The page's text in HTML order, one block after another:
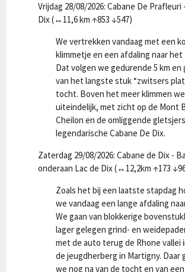
Vrijdag 28/08/2026: Cabane De Prafleuri
Dix (↔11,6 km ↑853 ↓547)
We vertrekken vandaag met een
klimmetje en een afdaling naar het
Dat volgen we gedurende 5 km en
van het langste stuk “zwitsers
tocht. Boven het meer klimmen
uiteindelijk, met zicht op de Mont
Cheilon en de omliggende
legendarische Cabane De Dix.
Zaterdag 29/08/2026: Cabane de Dix -
onderaan Lac de Dix (↔12,2km ↑173
Zoals het bij een laatste stapdag
we vandaag een lange afdaling
We gaan van blokkerige
lager gelegen grind- en
met de auto terug de Rhone vallei
de jeugdherberg in Martigny. Daar
we nog na van de tocht en van